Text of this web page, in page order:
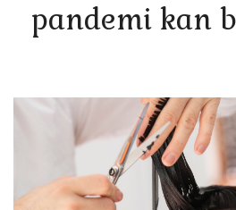
pandemi kan